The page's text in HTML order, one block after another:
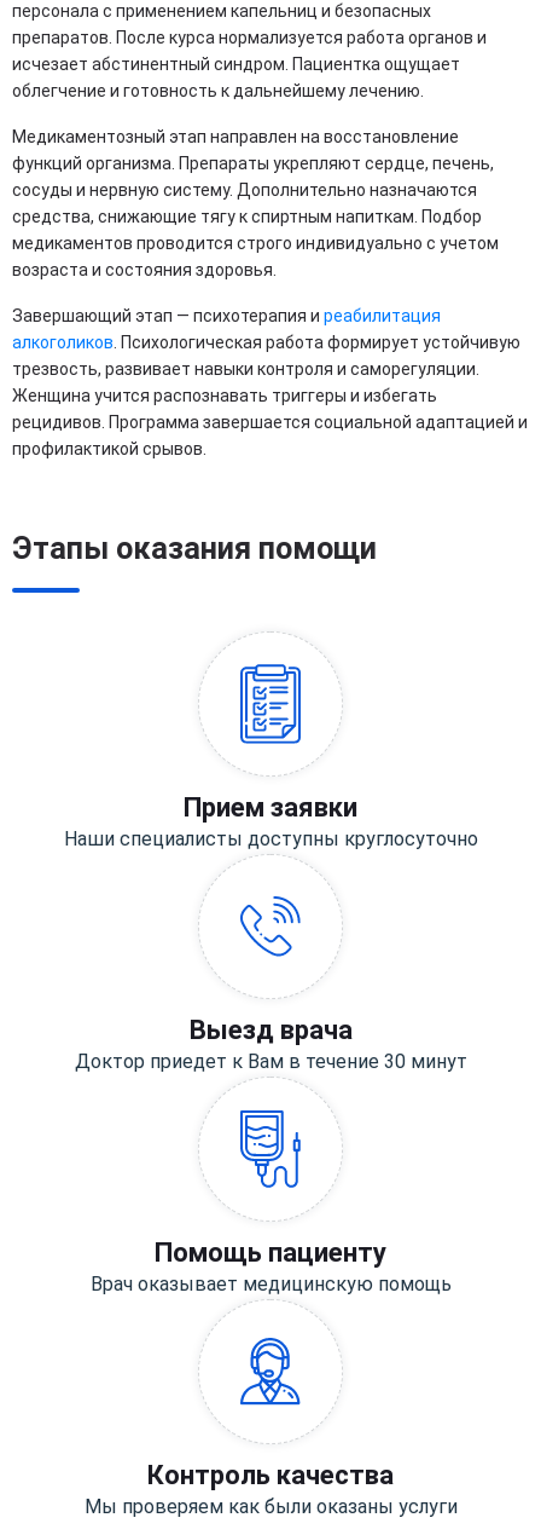
персонала с применением капельниц и безопасных
препаратов. После курса нормализуется работа органов и
исчезает абстинентный синдром. Пациентка ощущает
облегчение и готовность к дальнейшему лечению.
Медикаментозный этап направлен на восстановление
функций организма. Препараты укрепляют сердце, печень,
сосуды и нервную систему. Дополнительно назначаются
средства, снижающие тягу к спиртным напиткам. Подбор
медикаментов проводится строго индивидуально с учетом
возраста и состояния здоровья.
Завершающий этап — психотерапия и реабилитация
алкоголиков . Психологическая работа формирует устойчивую
трезвость, развивает навыки контроля и саморегуляции.
Женщина учится распознавать триггеры и избегать
рецидивов. Программа завершается социальной адаптацией и
профилактикой срывов.
Этапы оказания помощи
Прием заявки
Наши специалисты доступны круглосуточно
Выезд врача
Доктор приедет к Вам в течение 30 минут
Помощь пациенту
Врач оказывает медицинскую помощь
Контроль качества
Мы проверяем как были оказаны услуги